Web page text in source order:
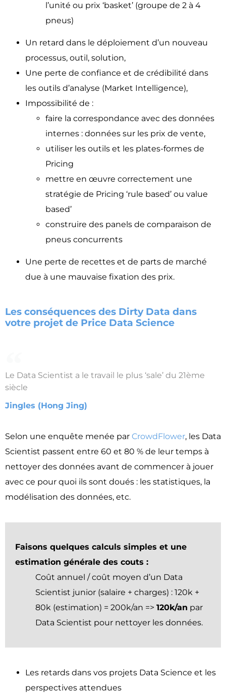
l’unité ou prix ‘basket’ (groupe de 2 à 4
pneus)
Un retard dans le déploiement d’un nouveau
processus, outil, solution,
Une perte de confiance et de crédibilité dans
les outils d’analyse (Market Intelligence),
Impossibilité de :
faire la correspondance avec des données
internes : données sur les prix de vente,
utiliser les outils et les plates-formes de
Pricing
mettre en œuvre correctement une
stratégie de Pricing ‘rule based’ ou value
based’
construire des panels de comparaison de
pneus concurrents
Une perte de recettes et de parts de marché
due à une mauvaise fixation des prix.
Les conséquences des Dirty Data dans
votre projet de Price Data Science
Le Data Scientist a le travail le plus ‘sale’ du 21ème
siècle
Jingles (Hong Jing)
Selon une enquête menée par CrowdFlower, les Data
Scientist passent entre 60 et 80 % de leur temps à
nettoyer des données avant de commencer à jouer
avec ce pour quoi ils sont doués : les statistiques, la
modélisation des données, etc.
Faisons quelques calculs simples et une
estimation générale des couts :
Coût annuel / coût moyen d’un Data
Scientist junior (salaire + charges) : 120k +
80k (estimation) = 200k/an => 120k/an par
Data Scientist pour nettoyer les données.
Les retards dans vos projets Data Science et les
perspectives attendues